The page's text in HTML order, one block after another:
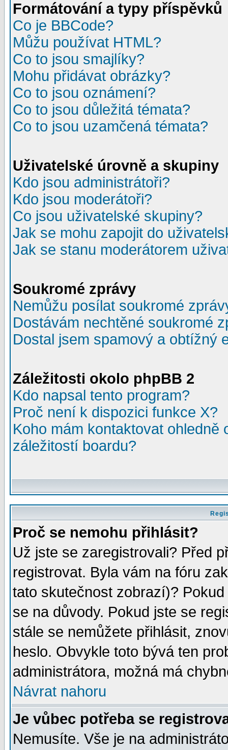
Formátování a typy příspěvků
Co je BBCode?
Můžu používat HTML?
Co to jsou smajlíky?
Mohu přidávat obrázky?
Co to jsou oznámení?
Co to jsou důležitá témata?
Co to jsou uzamčená témata?
Uživatelské úrovně a skupiny
Kdo jsou administrátoři?
Kdo jsou moderátoři?
Co jsou uživatelské skupiny?
Jak se mohu zapojit do
Jak se stanu moderátorem
Soukromé zprávy
Nemůžu posílat soukromé
Dostávám nechtěné soukromé
Dostal jsem spamový a obtížný
Záležitosti okolo phpBB 2
Kdo napsal tento program?
Proč není k dispozici funkce X?
Koho mám kontaktovat
záležitostí boardu?
Proč se nemohu přihlásit?
Už jste se zaregistrovali? Před
registrovat. Byla vám na fóru
tato skutečnost zobrazí)?
se na důvody. Pokud jste se
stále se nemůžete přihlásit,
heslo. Obvykle toto bývá ten
administrátora, možná má
Návrat nahoru
Je vůbec potřeba se
Nemusíte. Vše je na